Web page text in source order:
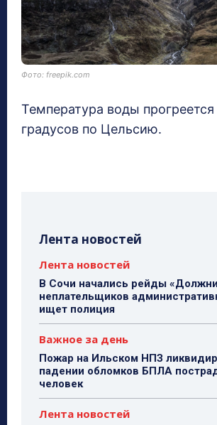
Фото: freepik.com
Температура воды
градусов по Цельсию.
Лента новостей
Лента новостей
В Сочи начались рейды
неплательщиков
ищет полиция
Важное за день
Пожар на Ильском НПЗ
падении обломков БПЛА
человек
Лента новостей